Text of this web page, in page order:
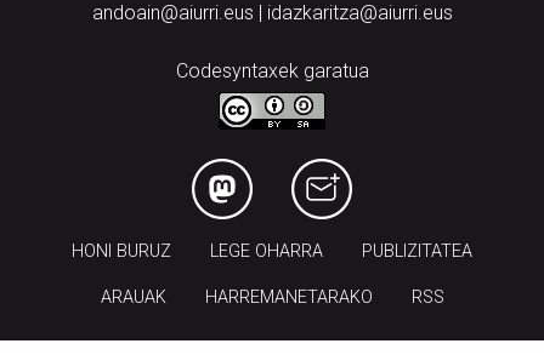
andoain@aiurri.eus | idazkaritza@aiurri.eus
Codesyntaxek garatua
HONI BURUZ LEGE OHARRA PUBLIZITATEA
ARAUAK HARREMANETARAKO RSS